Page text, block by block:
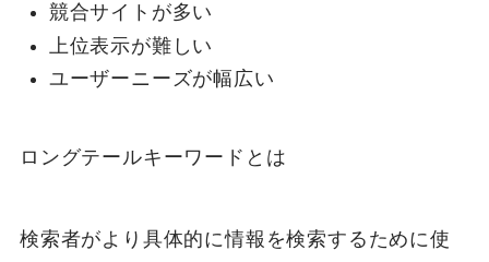
競合サイトが多い
上位表示が難しい
ユーザーニーズが幅広い
ロングテールキーワードとは
検索者がより具体的に情報を検索するために使